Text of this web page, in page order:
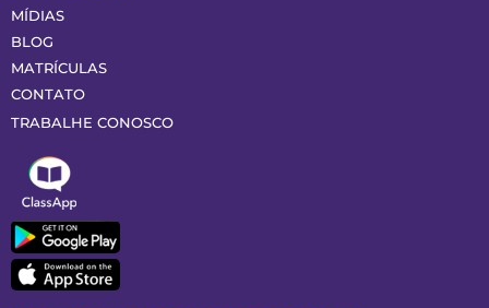
MÍDIAS
BLOG
MATRÍCULAS
CONTATO
TRABALHE CONOSCO